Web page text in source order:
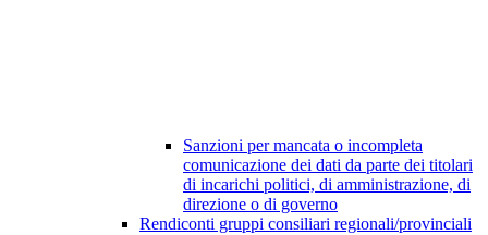
Sanzioni per mancata o incompleta
comunicazione dei dati da parte dei titolari
di incarichi politici, di amministrazione, di
direzione o di governo
Rendiconti gruppi consiliari regionali/provinciali